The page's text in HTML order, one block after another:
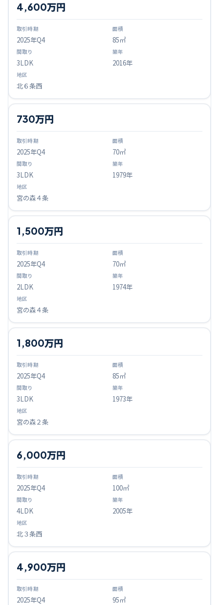
2025年Q4
4,600万円
85㎡
3LDK 2016年
北６条西
2025年Q4
730万円
70㎡
3LDK 1979年
宮の森４条
2025年Q4
1,500万円
70㎡
2LDK 1974年
宮の森４条
2025年Q4
1,800万円
85㎡
3LDK 1973年
宮の森２条
2025年Q4
6,000万円
100㎡
4LDK 2005年
北３条西
2025年Q4
4,900万円
95㎡